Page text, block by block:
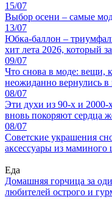
15/07
Выбор осени – самые
13/07
Юбка-баллон –
хит лета 2026, который
09/07
Что снова в моде: вещи,
неожиданно вернулись в
08/07
Эти духи из 90-х и 2000-
вновь покоряют сердца
08/07
Советские украшения
аксессуары из маминого
Еда
Домашняя горчица за
любителей острого и